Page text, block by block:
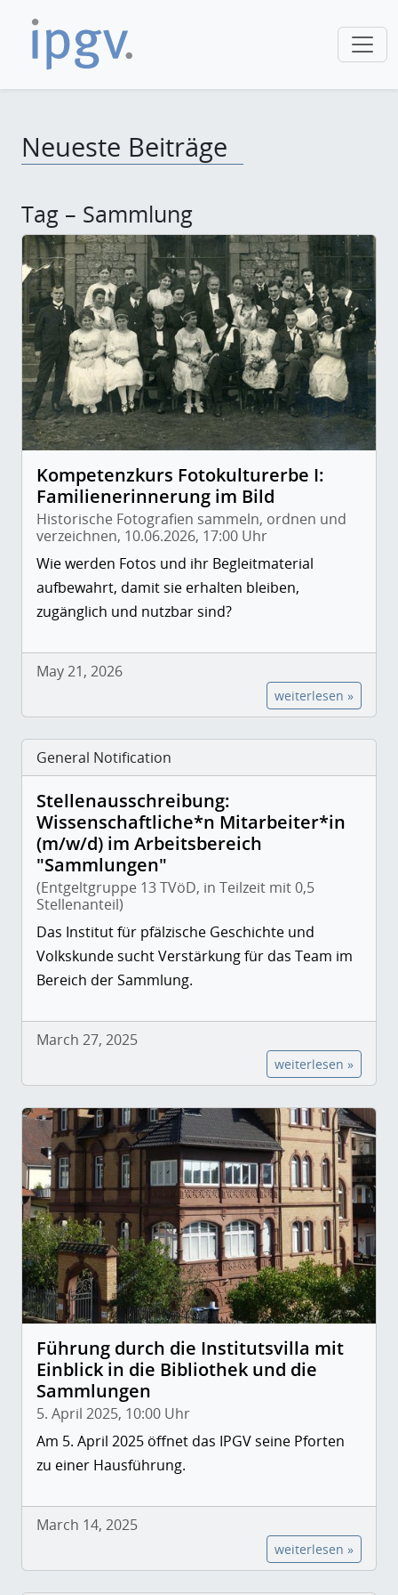
Neueste Beiträge
Tag – Sammlung
Kompetenzkurs Fotokulturerbe I:
Familienerinnerung im Bild
Historische Fotografien sammeln, ordnen und
verzeichnen, 10.06.2026, 17:00 Uhr
Wie werden Fotos und ihr Begleitmaterial
aufbewahrt, damit sie erhalten bleiben,
zugänglich und nutzbar sind?
May 21, 2026
weiterlesen »
General Notification
Stellenausschreibung:
Wissenschaftliche*n Mitarbeiter*in
(m/w/d) im Arbeitsbereich
"Sammlungen"
(Entgeltgruppe 13 TVöD, in Teilzeit mit 0,5
Stellenanteil)
Das Institut für pfälzische Geschichte und
Volkskunde sucht Verstärkung für das Team im
Bereich der Sammlung.
March 27, 2025
weiterlesen »
Führung durch die Institutsvilla mit
Einblick in die Bibliothek und die
Sammlungen
5. April 2025, 10:00 Uhr
Am 5. April 2025 öffnet das IPGV seine Pforten
zu einer Hausführung.
March 14, 2025
weiterlesen »